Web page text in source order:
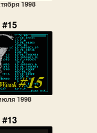
1998
#15
1998
#13